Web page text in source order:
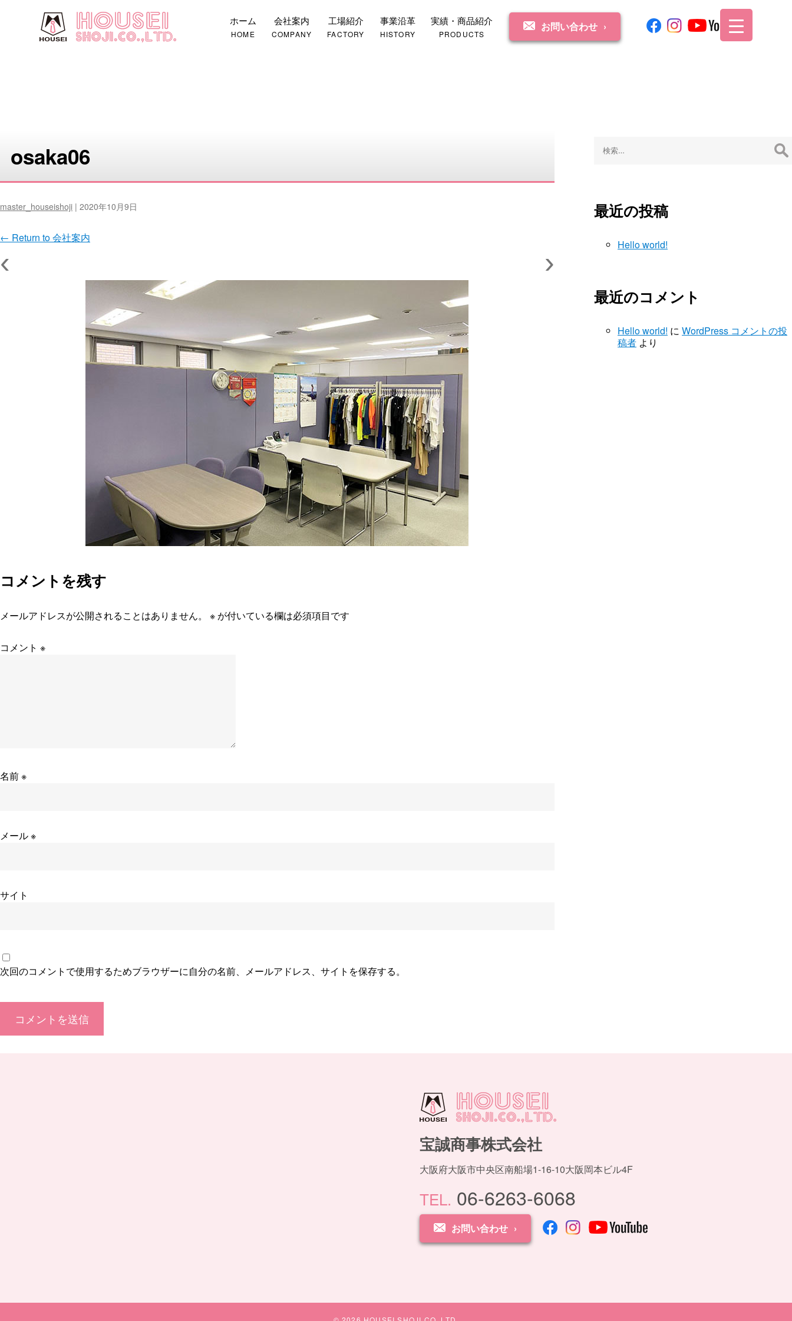
ホーム
HOME
会社案内
COMPANY
工場紹介
FACTORY
事業沿革
HISTORY
実績・商品紹介
PRODUCTS
お問い合わせ
osaka06
master_houseishoji | 2020年10月9日
← Return to 会社案内
‹ ›
コメントを残す
メールアドレスが公開されることはありません。 ※ が付いている欄は必須項目です
コメント ※
名前※
メール※
サイト
次回のコメントで使用するためブラウザーに自分の名前、メールアドレス、サイトを保存する。
索:
最近の投稿
Hello world!
最近のコメント
Hello world! に WordPress コメントの投
稿者 より
宝誠商事株式会社
大阪府大阪市中央区南船場1-16-10大阪岡本ビル4F
TEL. 06-6263-6068
お問い合わせ